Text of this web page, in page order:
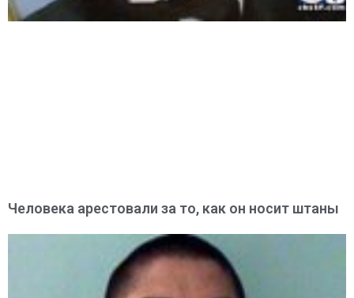
Человека арестовали за то, как он носит штаны